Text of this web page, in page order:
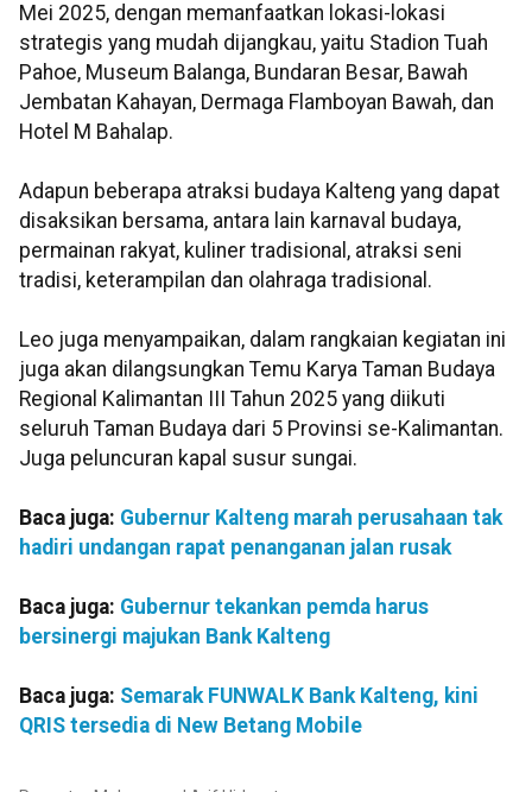
Mei 2025, dengan memanfaatkan lokasi-lokasi
strategis yang mudah dijangkau, yaitu Stadion Tuah
Pahoe, Museum Balanga, Bundaran Besar, Bawah
Jembatan Kahayan, Dermaga Flamboyan Bawah, dan
Hotel M Bahalap.
Adapun beberapa atraksi budaya Kalteng yang dapat
disaksikan bersama, antara lain karnaval budaya,
permainan rakyat, kuliner tradisional, atraksi seni
tradisi, keterampilan dan olahraga tradisional.
Leo juga menyampaikan, dalam rangkaian kegiatan ini
juga akan dilangsungkan Temu Karya Taman Budaya
Regional Kalimantan III Tahun 2025 yang diikuti
seluruh Taman Budaya dari 5 Provinsi se-Kalimantan.
Juga peluncuran kapal susur sungai.
Baca juga: Gubernur Kalteng marah perusahaan tak
hadiri undangan rapat penanganan jalan rusak
Baca juga: Gubernur tekankan pemda harus
bersinergi majukan Bank Kalteng
Baca juga: Semarak FUNWALK Bank Kalteng, kini
QRIS tersedia di New Betang Mobile